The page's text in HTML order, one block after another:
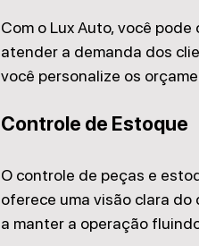
Com o Lux Auto, você
atender a demanda dos
você personalize os
Controle de Estoque
O controle de peças e
oferece uma visão clara
a manter a operação